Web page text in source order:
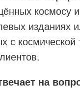
космосу
изданиях
с космической
на